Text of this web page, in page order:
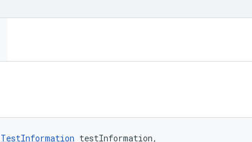
TestInformation testInformation,